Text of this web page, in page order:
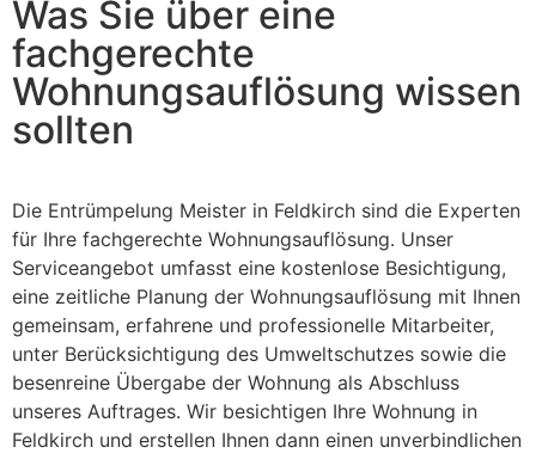
Was Sie über eine
fachgerechte
Wohnungsauflösung wissen
sollten
Die Entrümpelung Meister in Feldkirch sind die Experten
für Ihre fachgerechte Wohnungsauflösung. Unser
Serviceangebot umfasst eine kostenlose Besichtigung,
eine zeitliche Planung der Wohnungsauflösung mit Ihnen
gemeinsam, erfahrene und professionelle Mitarbeiter,
unter Berücksichtigung des Umweltschutzes sowie die
besenreine Übergabe der Wohnung als Abschluss
unseres Auftrages. Wir besichtigen Ihre Wohnung in
Feldkirch und erstellen Ihnen dann einen unverbindlichen